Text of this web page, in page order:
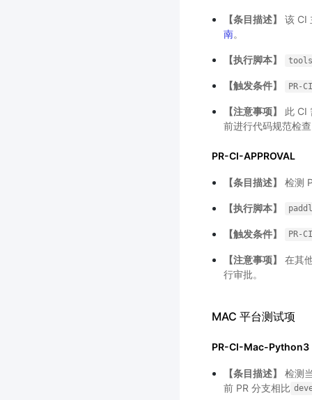
【条目描述】
该 CI
南。
【执行脚本】
【触发条件】 PR-
【注意事项】
此 CI
前进行代码规范检
PR-CI-APPROVAL
【条目描述】 检测
【执行脚本】
【触发条件】 PR-
【注意事项】
在其
行审批。
MAC 平台测试项
PR-CI-Mac-Python3
【条目描述】
检测
前 PR 分支相比